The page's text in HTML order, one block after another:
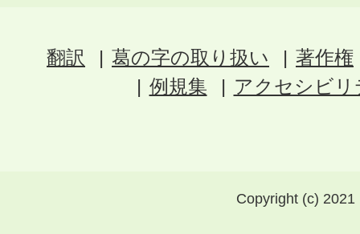
翻訳 葛の字の取り扱い
著作権
例規集
アクセシビ
Copyright (c)